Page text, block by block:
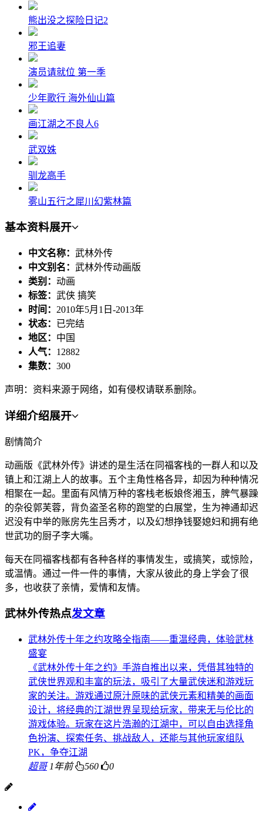
熊出没之探险日记2
邪王追妻
演员请就位 第一季
少年歌行 海外仙山篇
画江湖之不良人6
武双姝
驯龙高手
雾山五行之犀川幻紫林篇
基本资料展开
中文名称： 武林外传
中文别名： 武林外传动画版
类别： 动画
标签： 武侠 搞笑
时间： 2010年5月1日-2013年
状态： 已完结
地区： 中国
人气： 12882
集数： 300
声明：资料来源于网络，如有侵权请联系删除。
详细介绍展开
剧情简介
动画版《武林外传》讲述的是生活在同福客栈的一群人和以及
镇上和江湖上人的故事。五个主角性格各异，却因为种种情况
相聚在一起。里面有风情万种的客栈老板娘佟湘玉，脾气暴躁
的杂役郭芙蓉，背负盗圣名称的跑堂的白展堂，生为神通却迟
迟没有中举的账房先生吕秀才，以及幻想挣钱娶媳妇和拥有绝
世武功的厨子李大嘴。
每天在同福客栈都有各种各样的事情发生，或搞笑，或惊险，
或温情。通过一件一件的事情，大家从彼此的身上学会了很
多，也收获了亲情，爱情和友情。
武林外传热点发文章
武林外传十年之约攻略全指南——重温经典，体验武林
盛宴
《武林外传十年之约》手游自推出以来，凭借其独特的
武侠世界观和丰富的玩法，吸引了大量武侠迷和游戏玩
家的关注。游戏通过原汁原味的武侠元素和精美的画面
设计，将经典的江湖世界呈现给玩家，带来无与伦比的
游戏体验。玩家在这片浩瀚的江湖中，可以自由选择角
色扮演、探索任务、挑战敌人，还能与其他玩家组队
PK，争夺江湖
超哥 1年前 560 0